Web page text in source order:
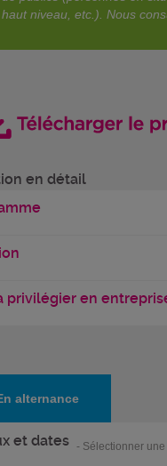
niveau, etc.). Nous
en détail
privilégier en
alternance
et dates - Sélectionner